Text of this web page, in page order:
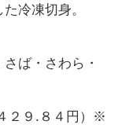
冷凍切身。
ば・さわら・
２９.８４円）※